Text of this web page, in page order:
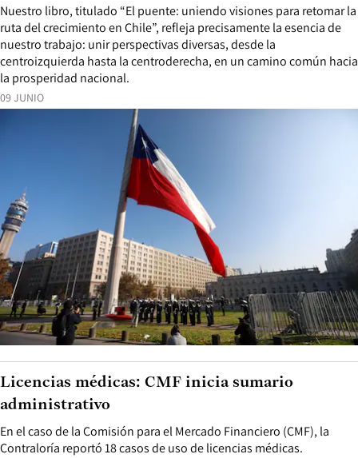
09 JUNIO
Nuestro libro, titulado “El puente: uniendo visiones para retomar la
ruta del crecimiento en Chile”, refleja precisamente la esencia de
nuestro trabajo: unir perspectivas diversas, desde la
centroizquierda hasta la centroderecha, en un camino común hacia
la prosperidad nacional.
En el caso de la Comisión para el Mercado Financiero (CMF), la
Contraloría reportó 18 casos de uso de licencias médicas.
Licencias médicas: CMF inicia sumario
administrativo